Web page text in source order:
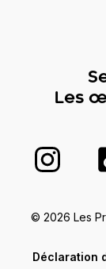
Les
Suivez-
© 2026 Les
Déclaration